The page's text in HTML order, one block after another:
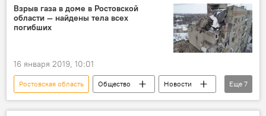
Россия
атака
ВСУ
спецоперация
Ранение
смерть
БПЛА
Взрыв газа в доме в Ростовской
области — найдены тела всех
погибших
16 января 2019, 10:01
Ростовская область Общество
Новости
Происшествия
В мире
Россия
Еще 7